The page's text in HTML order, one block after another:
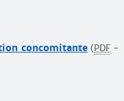
concomitante ( PDF -